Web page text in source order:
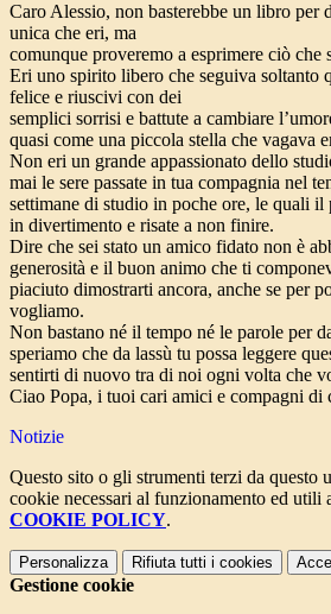
Caro Alessio, non basterebbe un libro per
unica che eri, ma
comunque proveremo a esprimere ciò che
Eri uno spirito libero che seguiva soltanto
felice e riuscivi con dei
semplici sorrisi e battute a cambiare
quasi come una piccola stella che vagava
Non eri un grande appassionato dello
mai le sere passate in tua compagnia nel
settimane di studio in poche ore, le quali
in divertimento e risate a non finire.
Dire che sei stato un amico fidato non è
generosità e il buon animo che ti
piaciuto dimostrarti ancora, anche se per
vogliamo.
Non bastano né il tempo né le parole per
speriamo che da lassù tu possa leggere
sentirti di nuovo tra di noi ogni volta che
Ciao Popa, i tuoi cari amici e compagni di
Notizie
Questo sito o gli strumenti terzi da questo
cookie necessari al funzionamento ed utili
COOKIE POLICY.
Personalizza Rifiuta tutti i cookies
Gestione cookie